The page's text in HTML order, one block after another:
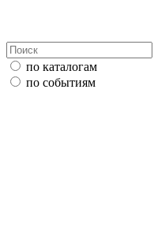
по каталогам
по событиям